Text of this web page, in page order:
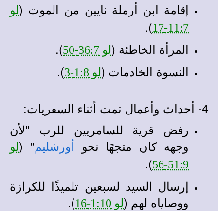
إقامة ابن أرملة نايين من الموت (لو
11:7-17
).
المرأة الخاطئة (لو 36:7-50
).
النسوة الخادمات (لو 1:8-3 ).
4- أحداث وأعمال تمت أثناء السفريات:
رفض قرية للسامريين للرب "لأن
وجهه كان متجهًا نحو
أورشليم" (لو
51:9-56
).
إرسال السيد لسبعين تلميذًا للكرازة
ووصاياه لهم (لو 1:10-16
).